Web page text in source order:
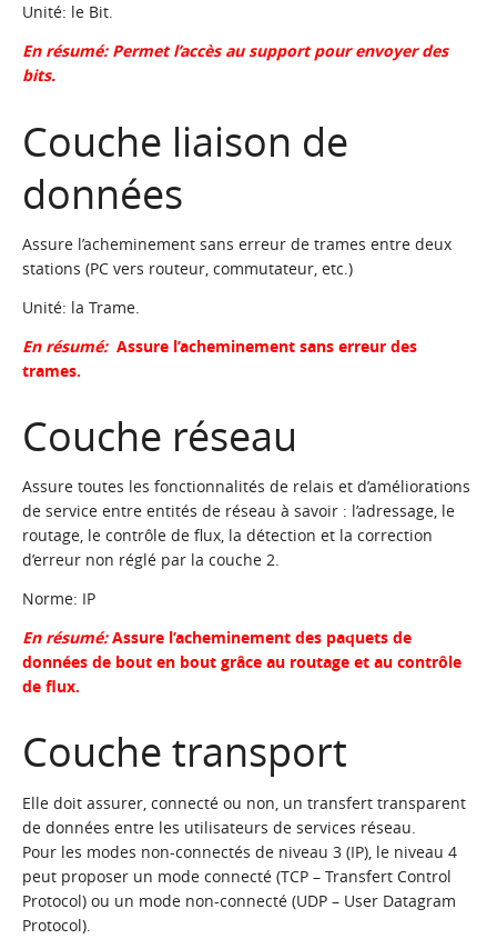
Unité: le Bit.
En résumé: Permet l’accès au support pour envoyer des
bits.
Couche liaison de
données
Assure l’acheminement sans erreur de trames entre deux
stations (PC vers routeur, commutateur, etc.)
Unité: la Trame.
En résumé: Assure l’acheminement sans erreur des
trames.
Couche réseau
Assure toutes les fonctionnalités de relais et d’améliorations
de service entre entités de réseau à savoir : l’adressage, le
routage, le contrôle de flux, la détection et la correction
d’erreur non réglé par la couche 2.
Norme: IP
En résumé:Assure l’acheminement des paquets de
données de bout en bout grâce au routage et au contrôle
de flux.
Couche transport
Elle doit assurer, connecté ou non, un transfert transparent
de données entre les utilisateurs de services réseau.
Pour les modes non-connectés de niveau 3 (IP), le niveau 4
peut proposer un mode connecté (TCP – Transfert Control
Protocol) ou un mode non-connecté (UDP – User Datagram
Protocol).